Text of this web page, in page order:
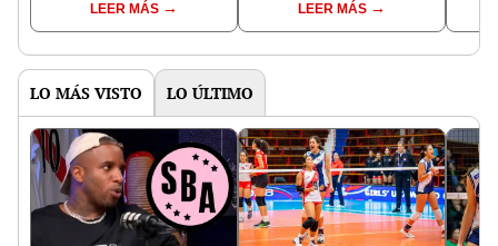
2026? Fecha, hora y
canal confirmado
LEER MÁS
primer triunfo en la
Copa Libertadores 2026
LEER MÁS
LO MÁS VISTO LO ÚLTIMO